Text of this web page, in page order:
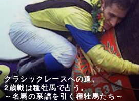
クラシックレースへの道、
2歳戦は種牡馬で占う。
～名馬の系譜を引く種牡馬たち～